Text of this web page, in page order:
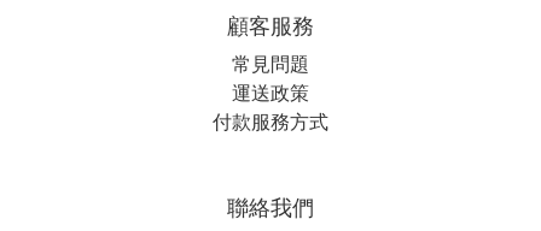
顧客服務
常見問題
運送政策
付款服務方式
聯絡我們